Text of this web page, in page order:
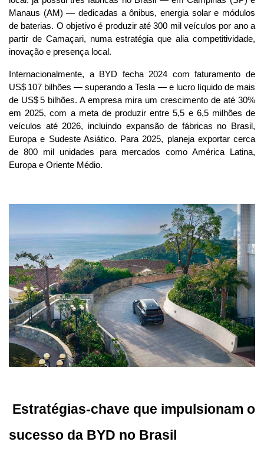
Manaus (AM) — dedicadas a ônibus, energia solar e módulos
de baterias. O objetivo é produzir até 300 mil veículos por ano a
partir de Camaçari, numa estratégia que alia competitividade,
inovação e presença local.
Internacionalmente, a BYD fecha 2024 com faturamento de
US$ 107 bilhões — superando a Tesla — e lucro líquido de mais
de US$ 5 bilhões. A empresa mira um crescimento de até 30%
em 2025, com a meta de produzir entre 5,5 e 6,5 milhões de
veículos até 2026, incluindo expansão de fábricas no Brasil,
Europa e Sudeste Asiático. Para 2025, planeja exportar cerca
de 800 mil unidades para mercados como América Latina,
Europa e Oriente Médio.
Estratégias-chave que impulsionam o
sucesso da BYD no Brasil